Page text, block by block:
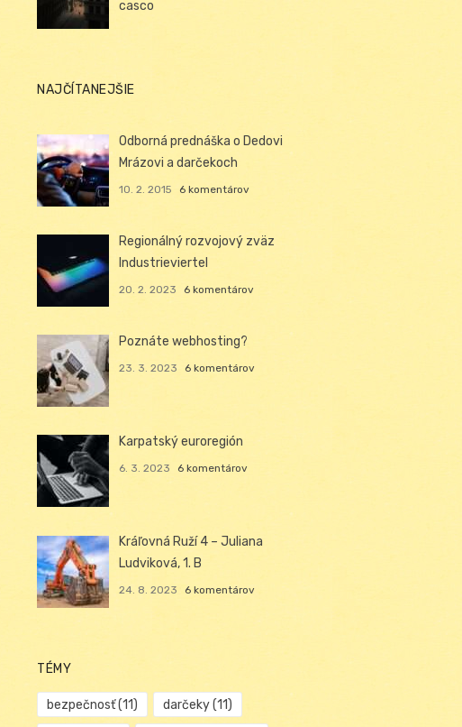
casco
NAJČÍTANEJŠIE
Odborná prednáška o Dedovi
Mrázovi a darčekoch
10. 2. 2015 6 komentárov
Regionálný rozvojový zväz
Industrieviertel
20. 2. 2023 6 komentárov
Poznáte webhosting?
23. 3. 2023 6 komentárov
Karpatský euroregión
6. 3. 2023 6 komentárov
Kráľovná Ruží 4 – Juliana
Ludviková, 1. B
24. 8. 2023 6 komentárov
TÉMY
bezpečnosť(11) darčeky(11)